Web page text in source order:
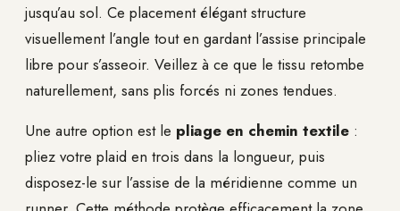
jusqu’au sol. Ce placement élégant structure
visuellement l’angle tout en gardant l’assise principale
libre pour s’asseoir. Veillez à ce que le tissu retombe
naturellement, sans plis forcés ni zones tendues.
Une autre option est le pliage en chemin textile :
pliez votre plaid en trois dans la longueur, puis
disposez-le sur l’assise de la méridienne comme un